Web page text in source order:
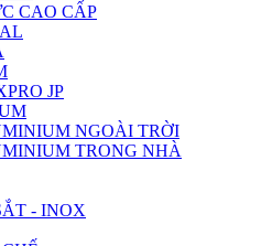
CAO CẤP
JP
NGOÀI TRỜI
TRONG NHÀ
- INOX